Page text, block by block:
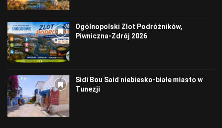
Ogólnopolski Zlot Podróżników,
Piwniczna-Zdrój 2026
Sidi Bou Said niebiesko-białe miasto w
Tunezji